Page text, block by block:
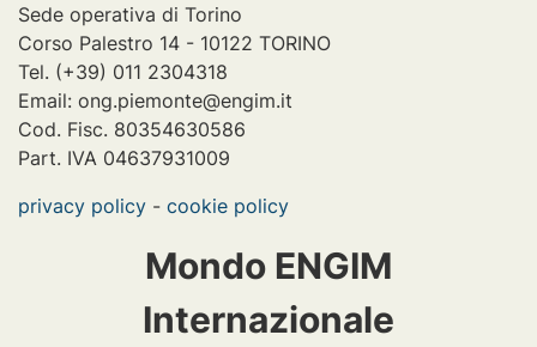
Sede operativa di Torino
Corso Palestro 14 - 10122 TORINO
Tel. (+39) 011 2304318
Email: ong.piemonte@engim.it
Cod. Fisc. 80354630586
Part. IVA 04637931009
privacy policy - cookie policy
Mondo ENGIM
Internazionale